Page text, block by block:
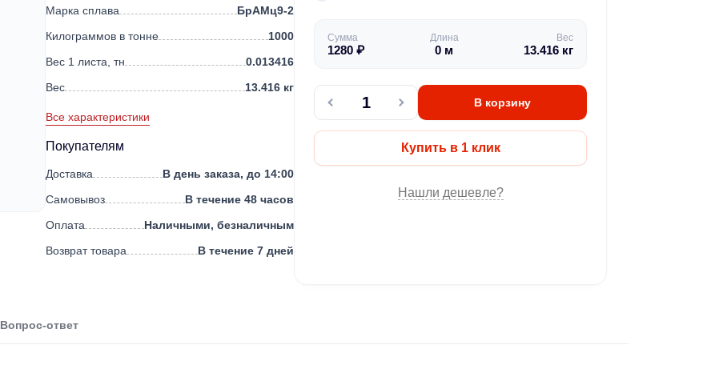
Марка сплава
БрАМц9-2
Килограммов в тонне
1000
Вес 1 листа, тн
0.013416
Вес
13.416 кг
Все характеристики
Покупателям
Доставка
В день заказа, до 14:00
Самовывоз
В течение 48 часов
Оплата
Наличными, безналичным
Возврат товара
В течение 7 дней
Сумма
1280 ₽
Длина
0 м
Вес
13.416 кг
В корзину
Купить в 1 клик
Нашли дешевле?
Вопрос-ответ